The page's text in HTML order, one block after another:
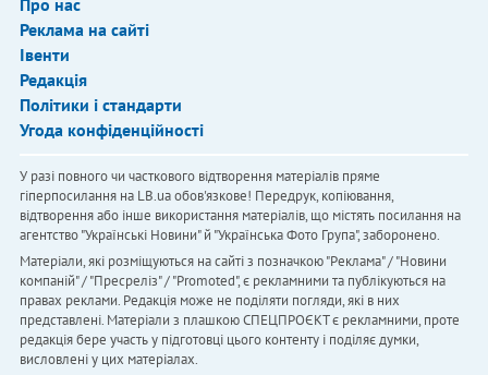
Про нас
Реклама на сайті
Івенти
Редакція
Політики і стандарти
Угода конфіденційності
У разі повного чи часткового відтворення матеріалів пряме
гіперпосилання на LB.ua обов'язкове! Передрук, копіювання,
відтворення або інше використання матеріалів, що містять посилання на
агентство "Українськi Новини" й "Українська Фото Група", заборонено.
Матеріали, які розміщуються на сайті з позначкою "Реклама" / "Новини
компаній" / "Пресреліз" / "Promoted", є рекламними та публікуються на
правах реклами. Редакція може не поділяти погляди, які в них
представлені. Матеріали з плашкою СПЕЦПРОЄКТ є рекламними, проте
редакція бере участь у підготовці цього контенту і поділяє думки,
висловлені у цих матеріалах.